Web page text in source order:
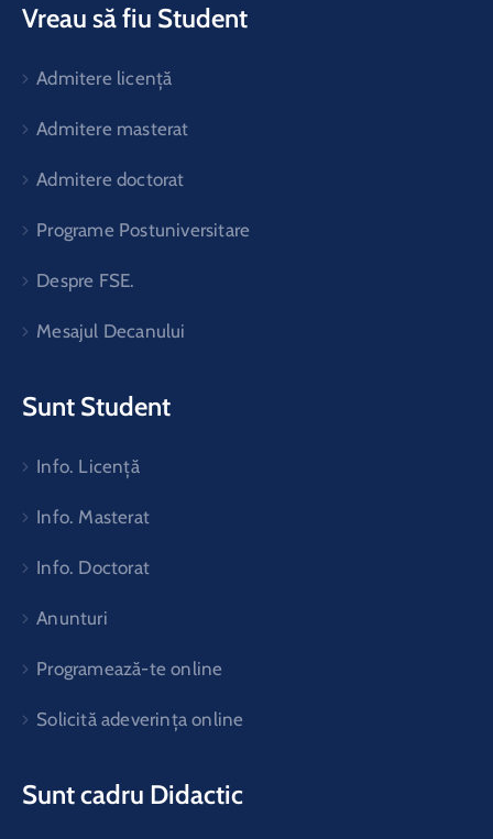
Vreau să fiu Student
Admitere licență
Admitere masterat
Admitere doctorat
Programe Postuniversitare
Despre FSE.
Mesajul Decanului
Sunt Student
Info. Licență
Info. Masterat
Info. Doctorat
Anunturi
Programează-te online
Solicită adeverința online
Sunt cadru Didactic